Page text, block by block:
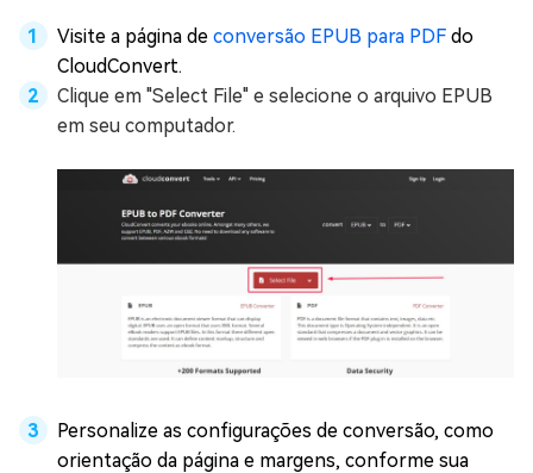
Visite a página de conversão EPUB para PDF do
CloudConvert.
Clique em "Select File" e selecione o arquivo EPUB
em seu computador.
Personalize as configurações de conversão, como
orientação da página e margens, conforme sua